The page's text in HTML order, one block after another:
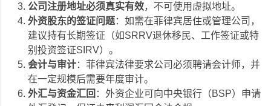
公司注册地址必须真实有效，不可使用虚拟地址。
外资股东的签证问题：如需在菲律宾居住或管理公司，
建议持有长期签证（如SRRV退休移民、工作签证或特
别投资签证SIRV）。
会计与审计：菲律宾法律要求公司必须聘请会计师，并
在一定规模后需要年度审计。
外汇与资金汇回 ：外资企业可向中央银行（BSP）申请